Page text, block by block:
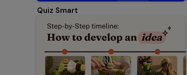
Quiz Smart